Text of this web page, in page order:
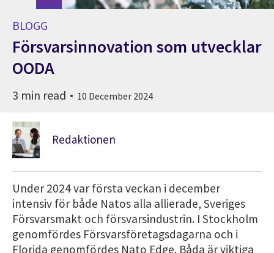
BLOGG
Försvarsinnovation som utvecklar
OODA
3 min read 10 December 2024
Redaktionen
Under 2024 var första veckan i december
intensiv för både Natos alla allierade, Sveriges
Försvarsmakt och försvarsindustrin. I Stockholm
genomfördes Försvarsföretagsdagarna och i
Florida genomfördes Nato Edge. Båda är viktiga